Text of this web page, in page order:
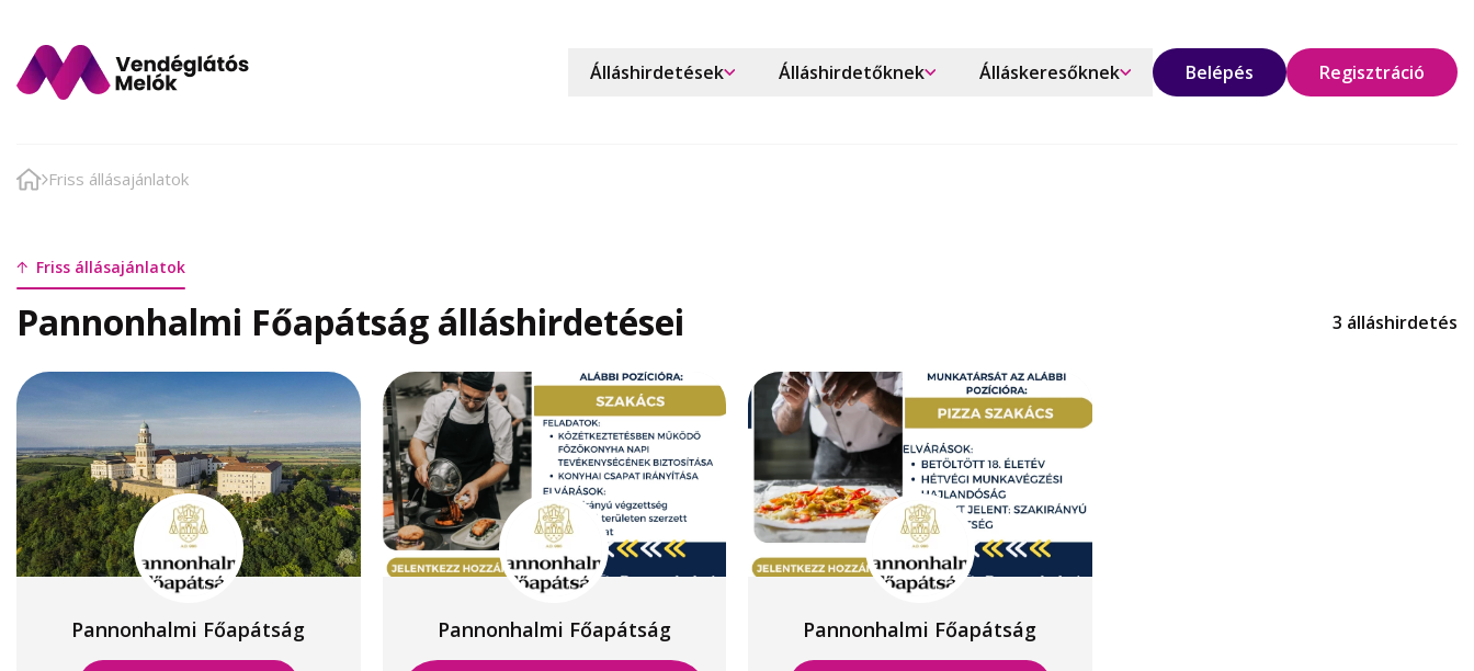
Álláshirdetések Álláshirdetőknek Álláskeresőknek Belépés Regisztráció
Friss állásajánlatok
Friss állásajánlatok
Pannonhalmi Főapátság álláshirdetései 3 álláshirdetés
Pannonhalmi Főapátság Pannonhalmi Főapátság Pannonhalmi Főapátság